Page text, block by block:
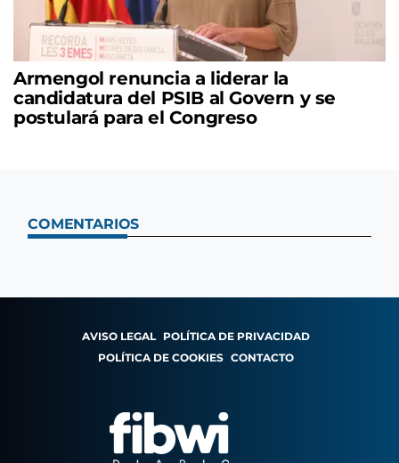
Armengol renuncia a liderar la
candidatura del PSIB al Govern y se
postulará para el Congreso
COMENTARIOS
AVISO LEGAL POLÍTICA DE PRIVACIDAD
POLÍTICA DE COOKIES CONTACTO